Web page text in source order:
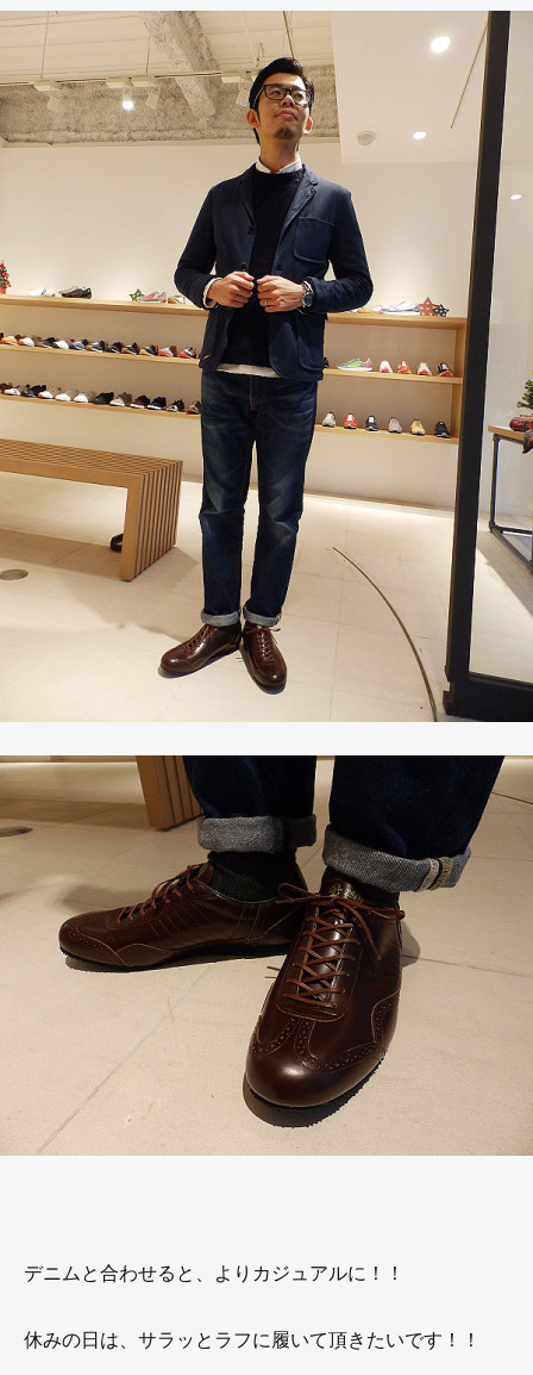
デニムと合わせると、よりカジュアルに！！
休みの日は、サラッとラフに履いて頂きたいです！！